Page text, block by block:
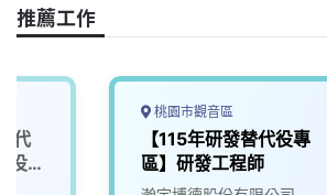
o
k
n
k
推薦工作
代
役
桃園市觀音區
【115年研發替代役專
區】研發工程師